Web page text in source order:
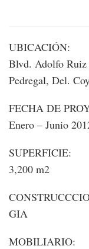
UBICACIÓN:
Blvd. Adolfo Ruiz
Pedregal, Del.
FECHA DE
Enero – Junio
SUPERFICIE:
3,200 m2
GIA
MOBILIARIO: